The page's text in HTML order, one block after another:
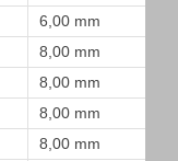
6,00 mm
8,00 mm
8,00 mm
8,00 mm
8,00 mm